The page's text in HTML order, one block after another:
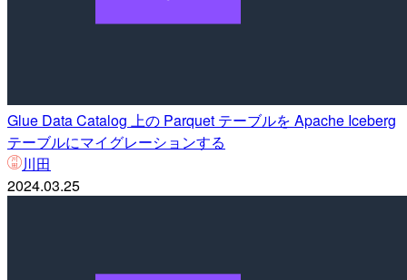
Glue Data Catalog 上の Parquet テーブルを Apache Iceberg
テーブルにマイグレーションする
川田
2024.03.25